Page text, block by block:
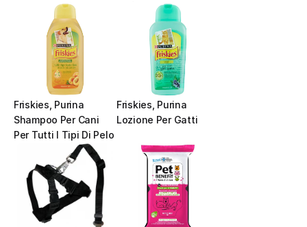
Friskies, Purina
Shampoo Per Cani
Per Tutti I Tipi Di Pelo
Friskies, Purina
Lozione Per Gatti